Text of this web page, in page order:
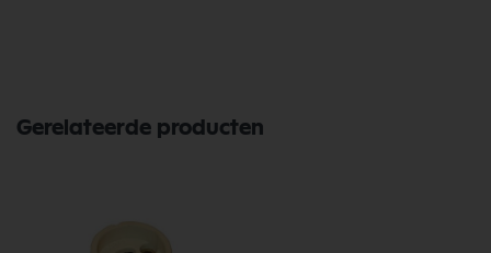
Gerelateerde producten